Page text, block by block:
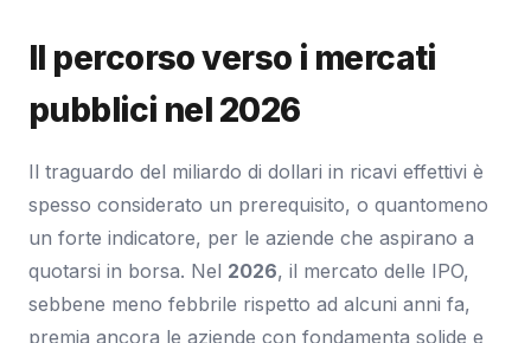
Il percorso verso i mercati
pubblici nel 2026
Il traguardo del miliardo di dollari in ricavi effettivi è
spesso considerato un prerequisito, o quantomeno
un forte indicatore, per le aziende che aspirano a
quotarsi in borsa. Nel 2026, il mercato delle IPO,
sebbene meno febbrile rispetto ad alcuni anni fa,
premia ancora le aziende con fondamenta solide e